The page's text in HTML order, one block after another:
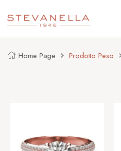
Home Page Prodotto Peso